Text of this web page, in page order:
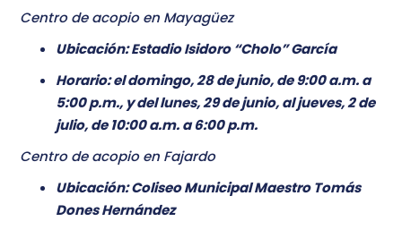
Centro de acopio en Mayagüez
Ubicación: Estadio Isidoro “Cholo” García
Horario: el domingo, 28 de junio, de 9:00 a.m. a
5:00 p.m., y del lunes, 29 de junio, al jueves, 2 de
julio, de 10:00 a.m. a 6:00 p.m.
Centro de acopio en Fajardo
Ubicación: Coliseo Municipal Maestro Tomás
Dones Hernández